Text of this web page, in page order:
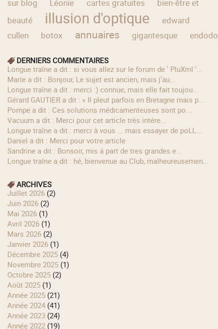
sur blog
Léonie cartes gratuites
bien-être et
beauté
illusion d'optique
edward
cullen
botox annuaires gigantesque
DERNIERS COMMENTAIRES
longue traîne a dit : si vous allez sur le forum de ' PluXml '...
Marie a dit : Bonjour, Le sujet est ancien, mais j'au...
longue traîne a dit : merci :) connue, mais elle fait toujou...
Gérard GAUTIER a dit : « Il pleut parfois en Bretagne mais p...
Pompe a dit : Ces solutions médicamenteuses sont po...
Vacuum a dit : Merci pour cet article très intére...
longue traîne a dit : merci à vous ... mais essayer de poLL...
Daniel a dit : Merci pour votre article
Sandrine a dit : Bonsoir, mis á part de tres grandes e...
longue traîne a dit : hé, bienvenue au Club, malheureusemen...
ARCHIVES
juillet 2026 (2)
juin 2026 (2)
mai 2026 (1)
avril 2026 (1)
mars 2026 (2)
janvier 2026 (1)
décembre 2025 (4)
novembre 2025 (1)
octobre 2025 (2)
août 2025 (1)
année 2025 (21)
année 2024 (41)
année 2023 (24)
année 2022 (19)